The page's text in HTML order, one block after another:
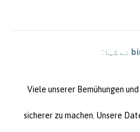
نے کہا:
Viele unserer Bemühungen
sicherer zu machen. Unsere